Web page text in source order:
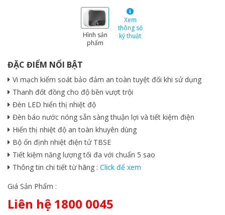
Hình sản
phẩm
Xem
thông số
kỹ thuật
ĐẶC ĐIỂM NỔI BẬT
Vi mạch kiểm soát bảo đảm an toàn tuyệt đối khi sử dụng
Thanh đốt đồng cho độ bền vượt trội
Đèn LED hiển thị nhiệt độ
Đèn báo nước nóng sẵn sàng thuận lợi và tiết kiệm điện
Hiển thị nhiệt độ an toàn khuyên dùng
Bộ ổn định nhiệt điện tử TBSE
Tiết kiệm năng lượng tối đa với chuẩn 5 sao
Thông tin chi tiết từ hãng : Click để xem
Giá Sản Phẩm :
Liên hệ 1800 0045